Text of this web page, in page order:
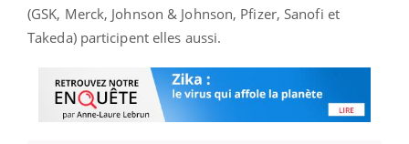
(GSK, Merck, Johnson & Johnson, Pfizer, Sanofi et
Takeda) participent elles aussi.